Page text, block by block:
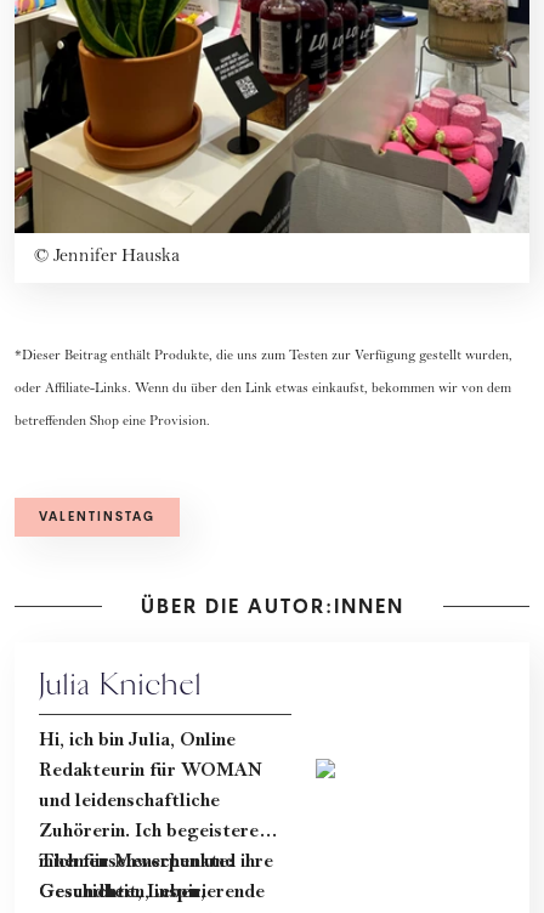
© Jennifer Hauska
*Dieser Beitrag enthält Produkte, die uns zum Testen zur Verfügung gestellt wurden,
oder Affiliate-Links. Wenn du über den Link etwas einkaufst, bekommen wir von dem
betreffenden Shop eine Provision.
VALENTINSTAG
ÜBER DIE AUTOR:INNEN
Julia Knichel
Hi, ich bin Julia, Online
Redakteurin für WOMAN
und leidenschaftliche
Zuhörerin. Ich begeistere
mich für Menschen und ihre
Geschichten, inspirierende
Themenschwerpunkte:
Gesundheit, Leben,